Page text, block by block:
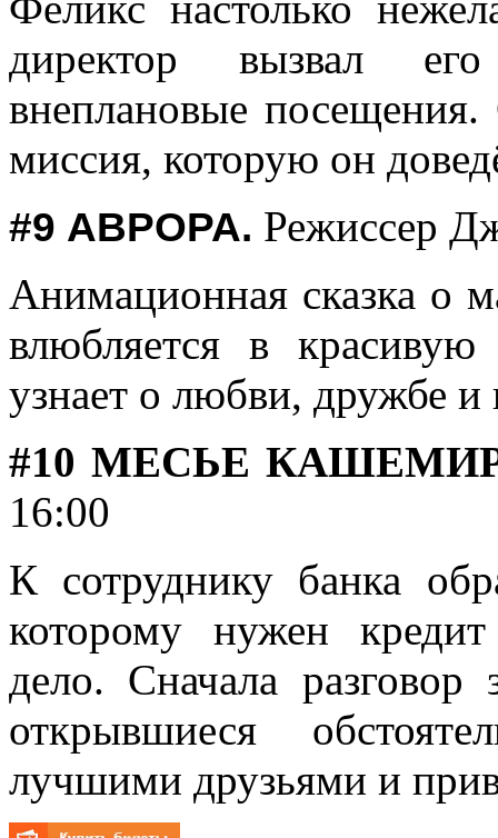
директор вызвал
внеплановые
миссия, которую он
#9 АВРОРА. Режиссер
Анимационная сказка о
влюбляется в
узнает о любви, дружбе и
#10 МЕСЬЕ
16:00
К сотруднику банка
которому нужен
дело. Сначала
открывшиеся
лучшими друзьями и